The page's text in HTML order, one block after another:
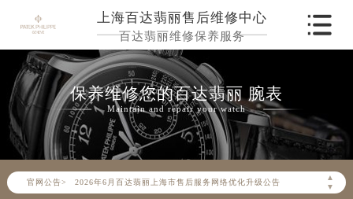
上海百达翡丽售后维修中心
百达翡丽维修保养服务
保养维修您的百达翡丽 腕表
Maintain and repair your watch
官网公告>
▲
▼
2026年6月百达翡丽上海市售后服务网络优化升级公告
2026年6月上海市百达翡丽官方售后客户服务热线： 400-805-0910